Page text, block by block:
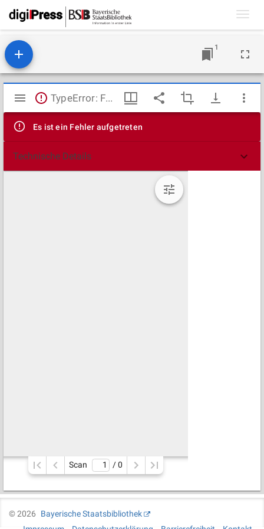
1
Mirador
Viewer
TypeError: Failed to fetch
Es ist ein Fehler aufgetreten
Technische Details
Scan / 0
©2026
Bayerische Staatsbibliothek